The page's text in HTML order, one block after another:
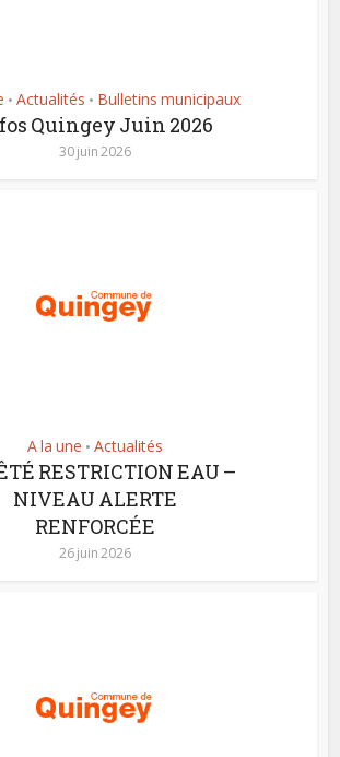
• Actualités • Bulletins municipaux
Quingey Juin 2026
30 juin 2026
A la une • Actualités
RESTRICTION EAU –
NIVEAU ALERTE
RENFORCÉE
26 juin 2026